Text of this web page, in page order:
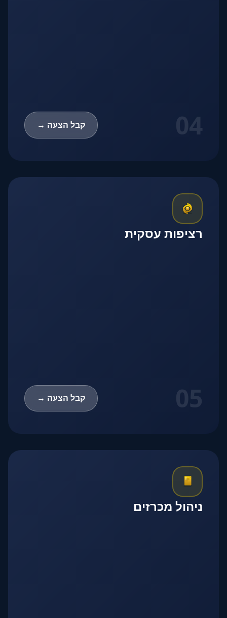
04 קבל הצעה →
רציפות עסקית
05 קבל הצעה →
ניהול מכרזים